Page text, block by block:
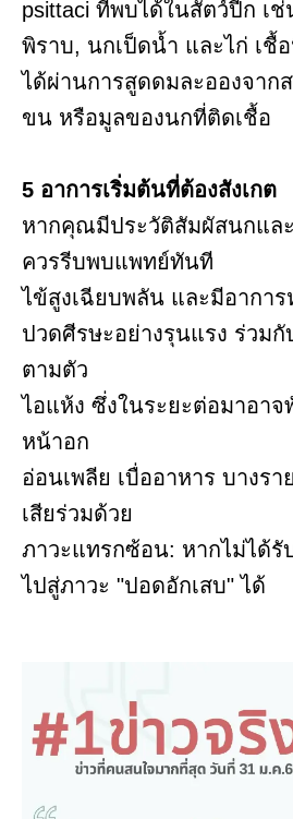
psittaci ที่พบได้ในสัตว์ปีก เ
พิราบ, นกเป็ดน้ำ และไก่ เชื้
ได้ผ่านการสูดดมละอองจาก
ขน หรือมูลของนกที่ติดเชื้อ
5 อาการเริ่มต้นที่ต้องสังเกต
หากคุณมีประวัติสัมผัสนกแล
ควรรีบพบแพทย์ทันที
ไข้สูงเฉียบพลัน และมีอากา
ปวดศีรษะอย่างรุนแรง ร่วมกั
ตามตัว
ไอแห้ง ซึ่งในระยะต่อมาอา
หน้าอก
อ่อนเพลีย เบื่ออาหาร บางร
เสียร่วมด้วย
ภาวะแทรกซ้อน: หากไม่ได้รั
ไปสู่ภาวะ "ปอดอักเสบ" ได้